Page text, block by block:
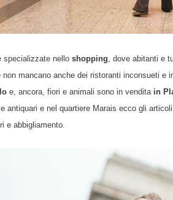
specializzate nello shopping , dove abitanti e
non mancano anche dei ristoranti inconsueti e
e, ancora, fiori e animali sono in vendita in
antiquari e nel quartiere Marais ecco gli
e abbigliamento.